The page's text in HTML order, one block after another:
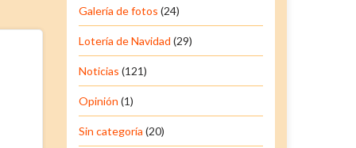
Galería de fotos (24)
Lotería de Navidad (29)
Noticias (121)
Opinión (1)
Sin categoría (20)